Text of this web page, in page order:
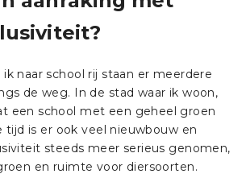
naar school rij staan er meerdere
de weg. In de stad waar ik woon,
een school met een geheel groen
tijd is er ook veel nieuwbouw en
steeds meer serieus genomen,
en ruimte voor diersoorten.